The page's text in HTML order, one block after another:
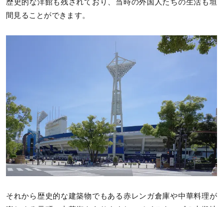
歴史的な洋館も残されており、当時の外国人たちの生活も垣
間見ることができます。
それから歴史的な建築物でもある赤レンガ倉庫や中華料理が